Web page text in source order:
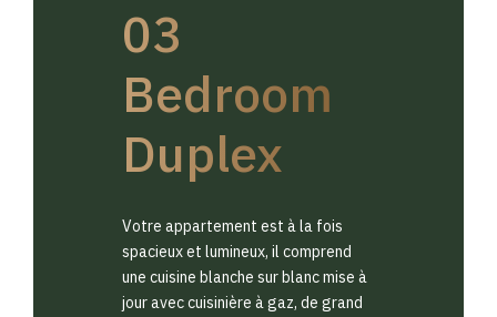
03
Bedroom
Duplex
Votre appartement est à la fois
spacieux et lumineux, il comprend
une cuisine blanche sur blanc mise à
jour avec cuisinière à gaz, de grand